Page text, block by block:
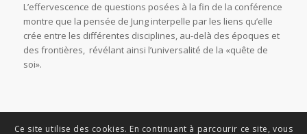
L’effervescence de questions posées à la fin de la conférence
montre que la pensée de Jung interpelle par les liens qu’elle
crée entre les différentes disciplines, au-delà des époques et
des frontières, révélant ainsi l’universalité de la «quête de
soi».
Ce site utilise des cookies. En continuant à parcourir ce site, vous